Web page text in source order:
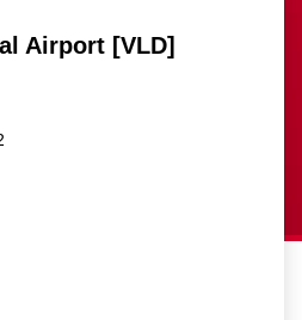
Airport [VLD]